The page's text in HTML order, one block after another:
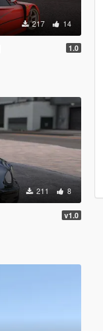
217 14
1.0
211 8
v1.0